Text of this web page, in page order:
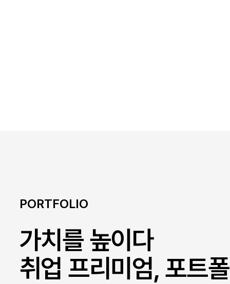
PORTFOLIO
가치를 높이다
취업 프리미엄, 포트